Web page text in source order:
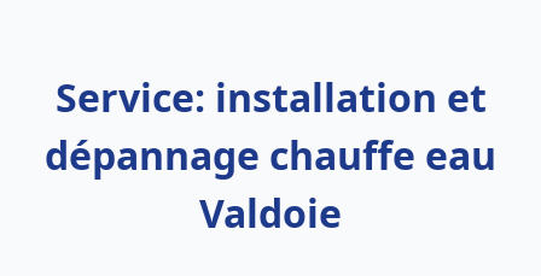
Service: installation et
dépannage chauffe eau
Valdoie